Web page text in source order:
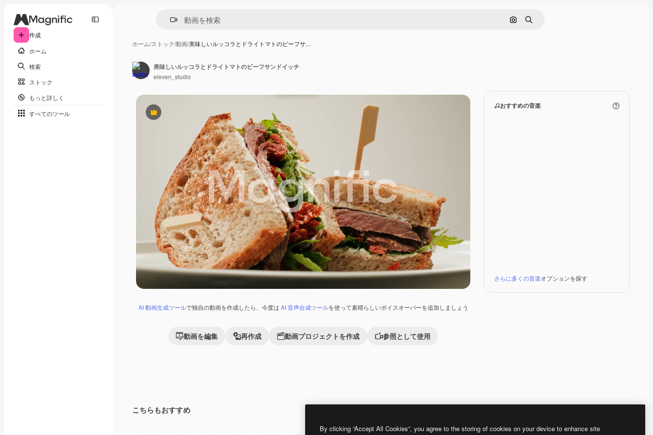
作成
ホーム
検索
ストック
もっと詳しく
すべてのツール
画像で検索
検索
ホーム/ストック/動画/美味しいルッコラとドライトマトのビーフサ…
Premium
AI 動画生成ツールで独自の動画を作成したら、今度は AI 音声合成ツールを使って素晴らしいボイスオーバーを追加しましょう
動画を編集 再作成 動画プロジェクトを作成 参照として使用
おすすめの音楽
さらに多くの音楽オプションを探す
美味しいルッコラとドライトマトのビーフサンドイッチ
eleven_studio
こちらもおすすめ
By clicking “Accept All Cookies”, you agree to the storing of cookies on your device to enhance site